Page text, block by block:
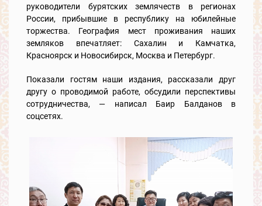
руководители бурятских землячеств в регионах
России, прибывшие в республику на юбилейные
торжества. География мест проживания наших
земляков впечатляет: Сахалин и Камчатка,
Красноярск и Новосибирск, Москва и Петербург.
Показали гостям наши издания, рассказали друг
другу о проводимой работе, обсудили перспективы
сотрудничества, — написал Баир Балданов в
соцсетях.